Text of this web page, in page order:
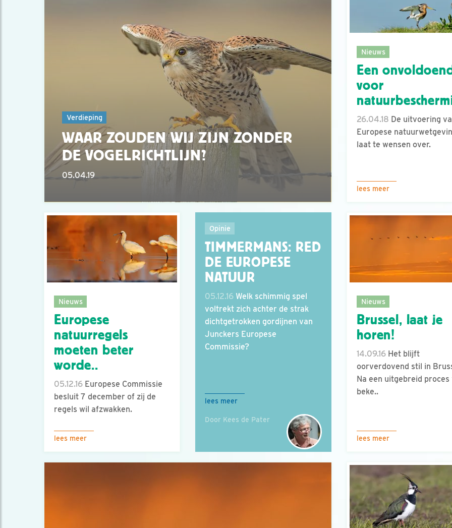
Verdieping
WAAR ZOUDEN WIJ ZIJN ZONDER
DE VOGELRICHTLIJN?
05.04.19
Nieuws
Een
voor
26.04.18 De uitvoering
Europese
laat te wensen over.
lees meer
Nieuws
Europese
natuurregels
moeten beter
worde..
05.12.16 Europese Commissie
besluit 7 december of zij de
regels wil afzwakken.
lees meer
Opinie
TIMMERMANS: RED
DE EUROPESE
NATUUR
05.12.16 Welk schimmig spel
voltrekt zich achter de strak
dichtgetrokken gordijnen van
Junckers Europese
Commissie?
lees meer
Door Kees de Pater
Nieuws
Brussel, laat je
horen!
14.09.16 Het blijft
oorverdovend stil in
Na een uitgebreid proces
beke..
lees meer